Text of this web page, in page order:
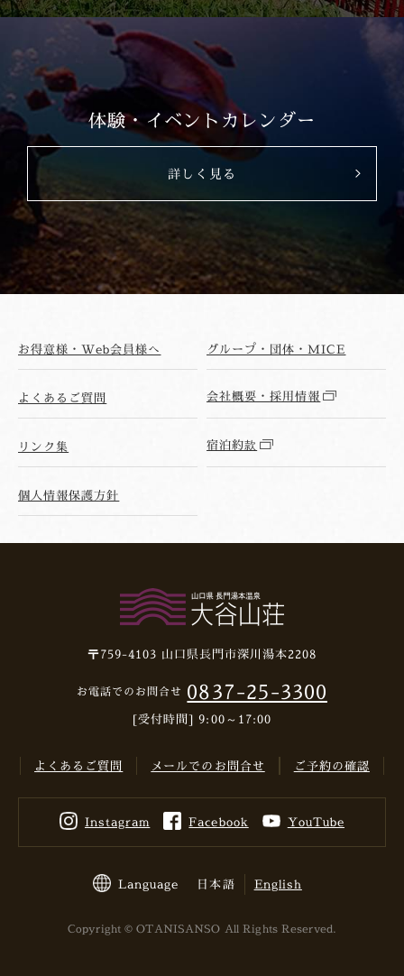
体験・イベントカレンダー
詳しく見る
お得意様・Web会員様へ グループ・団体・MICE
よくあるご質問 会社概要・採用情報
リンク集 宿泊約款
個人情報保護方針
〒759-4103 山口県長門市深川湯本2208
お電話でのお問合せ 0837-25-3300
[受付時間] 9:00～17:00
よくあるご質問 メールでのお問合せ ご予約の確認
Instagram Facebook YouTube
Language English
日本語
Copyright © OTANISANSO All Rights Reserved.